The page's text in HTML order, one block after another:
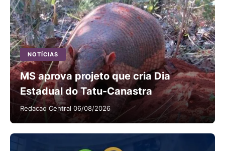
NOTÍCIAS
MS aprova projeto que cria Dia
Estadual do Tatu-Canastra
Redacao Central 06/08/2026